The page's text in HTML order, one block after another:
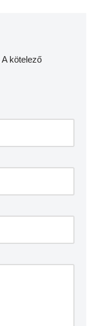
A kötelező